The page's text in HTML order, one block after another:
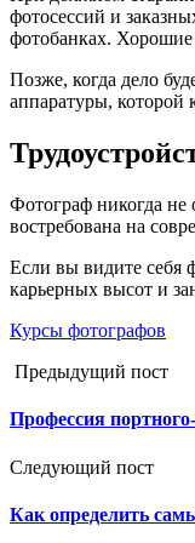
фотосессий и
фотобанках. Хорошие
Позже, когда дело
аппаратуры, которой
Фотограф никогда не
востребована на
Если вы видите себя
карьерных высот и
Курсы фотографов
Предыдущий пост
Профессия
Следующий пост
Как определить